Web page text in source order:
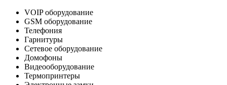
VOIP оборудование
GSM оборудование
Телефония
Гарнитуры
Сетевое оборудование
Домофоны
Видеооборудование
Термопринтеры